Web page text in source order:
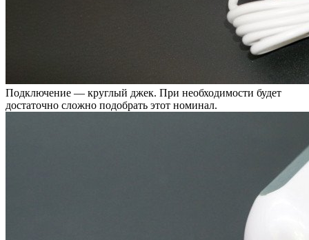
Подключение — круглый джек. При необходимости будет
достаточно сложно подобрать этот номинал.